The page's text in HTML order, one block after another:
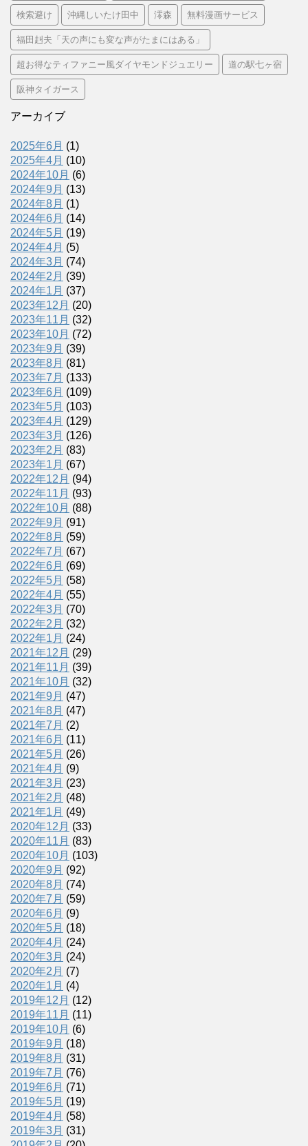
検索避け 沖縄しいたけ田中 澪森 無料漫画サービス
福田赳夫「天の声にも変な声がたまにはある」
超お得なティファニー風ダイヤモンドジュエリー 道の駅七ヶ宿
阪神タイガース
アーカイブ
2025年6月 (1)
2025年4月 (10)
2024年10月 (6)
2024年9月 (13)
2024年8月 (1)
2024年6月 (14)
2024年5月 (19)
2024年4月 (5)
2024年3月 (74)
2024年2月 (39)
2024年1月 (37)
2023年12月 (20)
2023年11月 (32)
2023年10月 (72)
2023年9月 (39)
2023年8月 (81)
2023年7月 (133)
2023年6月 (109)
2023年5月 (103)
2023年4月 (129)
2023年3月 (126)
2023年2月 (83)
2023年1月 (67)
2022年12月 (94)
2022年11月 (93)
2022年10月 (88)
2022年9月 (91)
2022年8月 (59)
2022年7月 (67)
2022年6月 (69)
2022年5月 (58)
2022年4月 (55)
2022年3月 (70)
2022年2月 (32)
2022年1月 (24)
2021年12月 (29)
2021年11月 (39)
2021年10月 (32)
2021年9月 (47)
2021年8月 (47)
2021年7月 (2)
2021年6月 (11)
2021年5月 (26)
2021年4月 (9)
2021年3月 (23)
2021年2月 (48)
2021年1月 (49)
2020年12月 (33)
2020年11月 (83)
2020年10月 (103)
2020年9月 (92)
2020年8月 (74)
2020年7月 (59)
2020年6月 (9)
2020年5月 (18)
2020年4月 (24)
2020年3月 (24)
2020年2月 (7)
2020年1月 (4)
2019年12月 (12)
2019年11月 (11)
2019年10月 (6)
2019年9月 (18)
2019年8月 (31)
2019年7月 (76)
2019年6月 (71)
2019年5月 (19)
2019年4月 (58)
2019年3月 (31)